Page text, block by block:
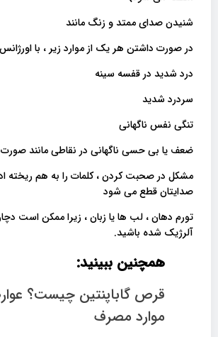
شنیدن صدای ممتد و زنگ مانند
در صورت داشتن هر یک از موارد زیر ، با
درد شدید در قفسه سینه
سردرد شدید
تنگی نفس ناگهانی
ضعف یا بی حسی ناگهانی در نقاطی مانند
مشکل در صحبت کردن ، کلمات را به هم ریخته
صدایتان قطع می شود
تورم دهان ، لب ها یا زبان ، زیرا ممکن است
آلرژیک شده باشید.
همچنین ببینید:
قرص گاباپنتین چیست؟
موارد مصرف